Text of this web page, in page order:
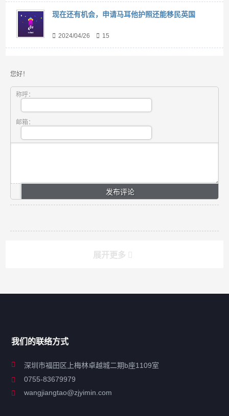
现在还有机会，申请马耳他护照还能移民英国
2024/04/26 15
您好！
称呼：
邮箱：
展开更多
联系凯发ag旗舰厅
我们的联络方式
深圳市福田区上梅林卓越城二期b座1109室
0755-83679979
wangjiangtao@zjyimin.com